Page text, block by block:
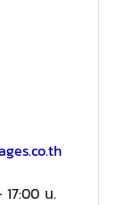
น.